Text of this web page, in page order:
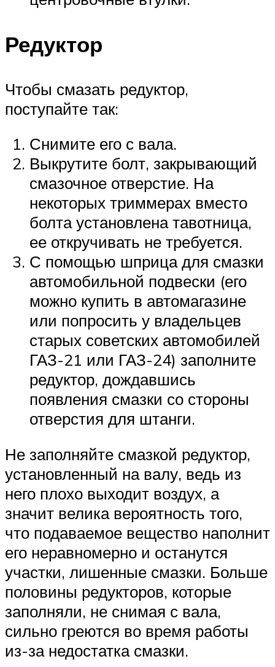
Редуктор
Чтобы смазать редуктор,
поступайте так:
Снимите его с вала.
Выкрутите болт, закрывающий
смазочное отверстие. На
некоторых триммерах вместо
болта установлена тавотница,
ее откручивать не требуется.
С помощью шприца для смазки
автомобильной подвески (его
можно купить в автомагазине
или попросить у владельцев
старых советских автомобилей
ГАЗ-21 или ГАЗ-24) заполните
редуктор, дождавшись
появления смазки со стороны
отверстия для штанги.
Не заполняйте смазкой редуктор,
установленный на валу, ведь из
него плохо выходит воздух, а
значит велика вероятность того,
что подаваемое вещество наполнит
его неравномерно и останутся
участки, лишенные смазки. Больше
половины редукторов, которые
заполняли, не снимая с вала,
сильно греются во время работы
из-за недостатка смазки.